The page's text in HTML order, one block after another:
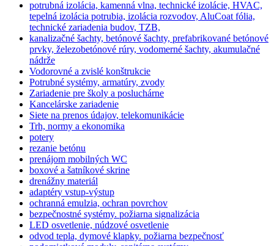
potrubná izolácia, kamenná vlna, technické izolácie, HVAC,
tepelná izolácia potrubia, izolácia rozvodov, AluCoat fólia,
technické zariadenia budov, TZB,
kanalizačné šachty, betónové šachty, prefabrikované betónové
prvky, železobetónové rúry, vodomerné šachty, akumulačné
nádrže
Vodorovné a zvislé konštrukcie
Potrubné systémy, armatúry, zvody
Zariadenie pre školy a posluchárne
Kancelárske zariadenie
Siete na prenos údajov, telekomunikácie
Trh, normy a ekonomika
potery
rezanie betónu
prenájom mobilných WC
boxové a šatníkové skrine
drenážny materiál
adaptéry vstup-výstup
ochranná emulzia, ochran povrchov
bezpečnostné systémy. požiarna signalizácia
LED osvetlenie, núdzové osvetlenie
odvod tepla, dymové klapky. požiarna bezpečnosť